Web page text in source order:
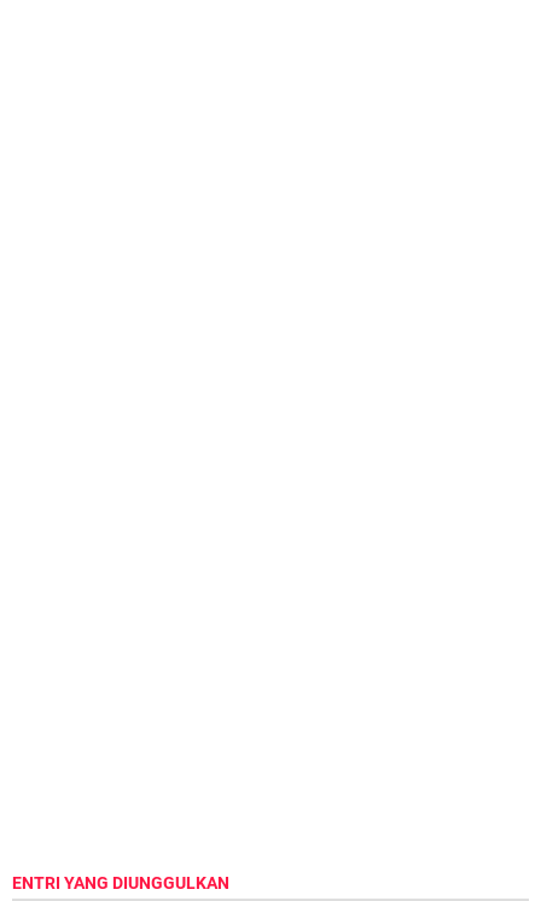
ENTRI YANG DIUNGGULKAN